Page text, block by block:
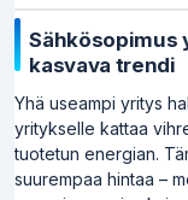
Sähkösopimus
kasvava trendi
Yhä useampi yritys
yritykselle kattaa
tuotetun energian.
suurempaa hintaa –